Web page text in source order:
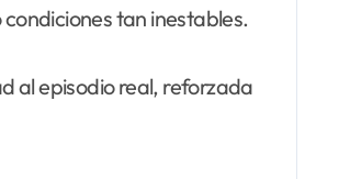
tan inestables.
al episodio real, reforzada